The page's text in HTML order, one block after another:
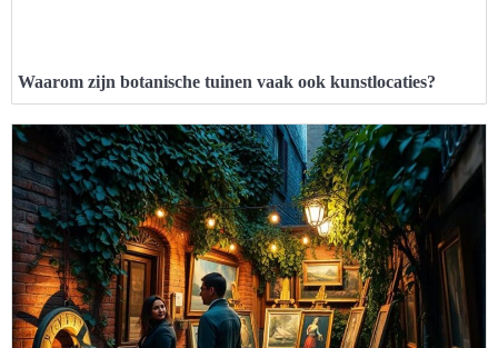
Waarom zijn botanische tuinen vaak ook kunstlocaties?